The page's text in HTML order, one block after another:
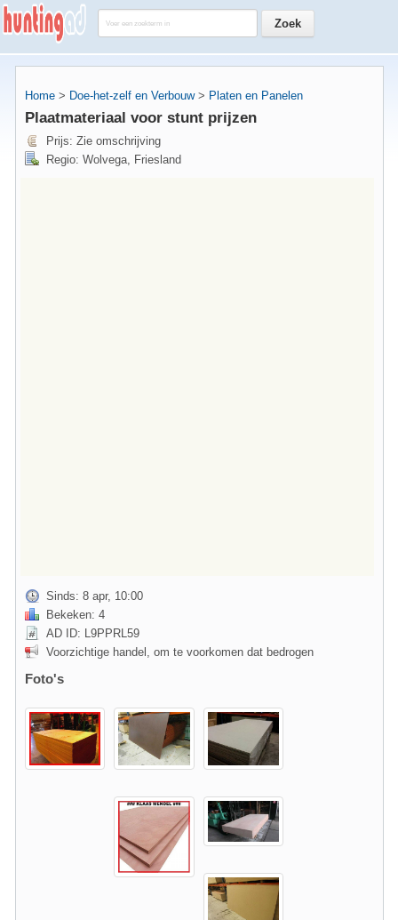
Home > Doe-het-zelf en Verbouw> Platen en Panelen
Plaatmateriaal voor stunt prijzen
Prijs: Zie omschrijving
Regio: Wolvega, Friesland
Sinds: 8 apr, 10:00
Bekeken: 4
AD ID: L9PPRL59
Voorzichtige handel, om te voorkomen dat bedrogen
Foto's